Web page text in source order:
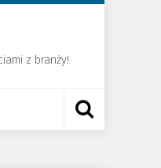
z branży!